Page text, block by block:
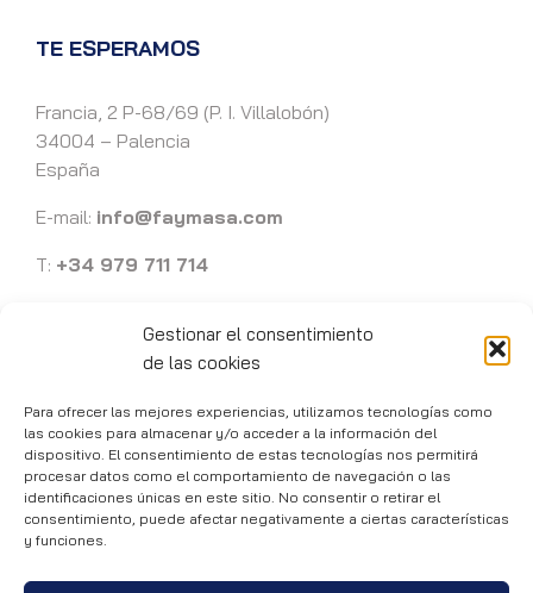
Gestionar el consentimiento
de las cookies
Para ofrecer las mejores experiencias, utilizamos tecnologías como
las cookies para almacenar y/o acceder a la información del
dispositivo. El consentimiento de estas tecnologías nos permitirá
procesar datos como el comportamiento de navegación o las
identificaciones únicas en este sitio. No consentir o retirar el
consentimiento, puede afectar negativamente a ciertas características
y funciones.
TE ESPERAMOS
Francia, 2 P-68/69 (P. I. Villalobón)
34004 – Palencia
España
E-mail: info@faymasa.com
T: +34 979 711 714
Faymasa 1989 -2026 | Ingeniería y mecanizados de precisión en
Palencia
Política de privacidad|Aviso Legal|Política de cookies
Desarrollo de páginas web